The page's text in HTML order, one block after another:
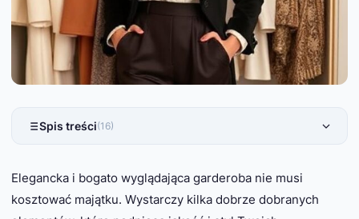
Spis treści(16)
Elegancka i bogato wyglądająca garderoba nie musi
kosztować majątku. Wystarczy kilka dobrze dobranych